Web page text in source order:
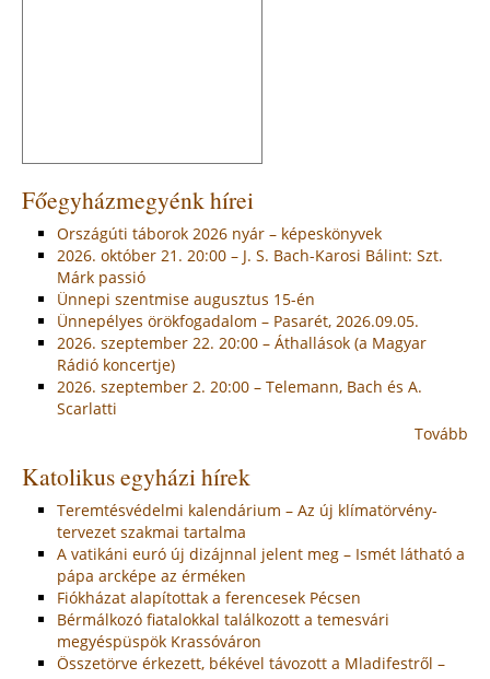
Főegyházmegyénk hírei
Országúti táborok 2026 nyár – képeskönyvek
2026. október 21. 20:00 – J. S. Bach-Karosi Bálint: Szt.
Márk passió
Ünnepi szentmise augusztus 15-én
Ünnepélyes örökfogadalom – Pasarét, 2026.09.05.
2026. szeptember 22. 20:00 – Áthallások (a Magyar
Rádió koncertje)
2026. szeptember 2. 20:00 – Telemann, Bach és A.
Scarlatti
Tovább
Katolikus egyházi hírek
Teremtésvédelmi kalendárium – Az új klímatörvény-
tervezet szakmai tartalma
A vatikáni euró új dizájnnal jelent meg – Ismét látható a
pápa arcképe az érméken
Fiókházat alapítottak a ferencesek Pécsen
Bérmálkozó fiatalokkal találkozott a temesvári
megyéspüspök Krassóváron
Összetörve érkezett, békével távozott a Mladifestről –